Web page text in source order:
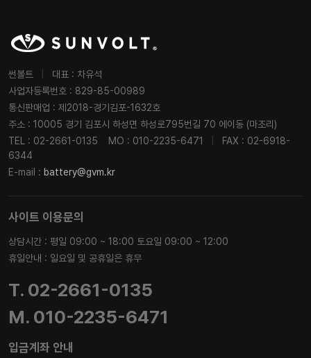
썬볼트
대표 : 차유석
사업자등록번호 : 829-85-00989
통신판매업 : 제2018-경기김포-1632호
주소 : 10005 경기 김포시 하성면 하성로795번길 70 에이동 (마조리)
TEL : 02-2661-0135
MO : 010-2235-6471
FAX : 02-6918-
6344
E-mail : battery@gvm.kr
사이트 이용문의
상담시간 : 평일 09:00 ~ 18:00 토요일 09:00 ~ 12:00
휴일안내 : 일요일 및 공휴일은 휴무
T. 02-2661-0135
M. 010-2235-6471
입금계좌 안내